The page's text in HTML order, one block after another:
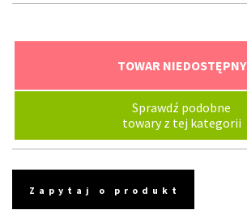
TOWAR NIEDOSTĘPNY
Sprawdź podobne
towary z tej kategorii
Zapytaj o produkt